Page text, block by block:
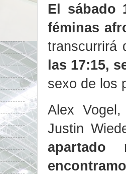
El sábado
féminas
transcurrirá
las 17:15,
sexo de los
Alex
Justin
apartado